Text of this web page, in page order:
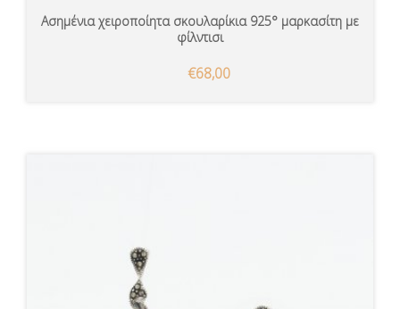
Ασημένια χειροποίητα σκουλαρίκια 925° μαρκασίτη με
φίλντισι
€68,00